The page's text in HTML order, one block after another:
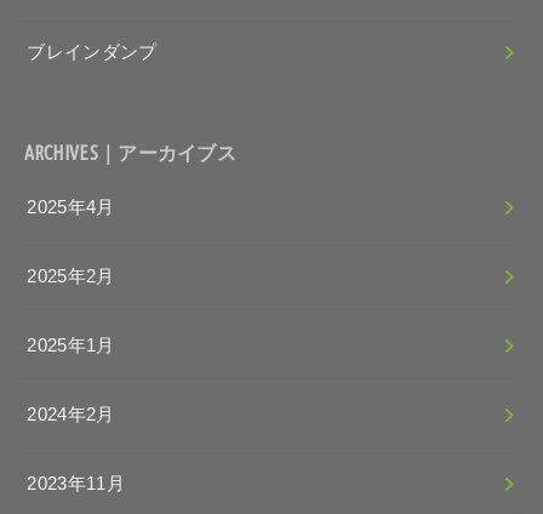
ブレインダンプ
ARCHIVES｜アーカイブス
2025年4月
2025年2月
2025年1月
2024年2月
2023年11月